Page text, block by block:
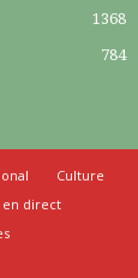
1368
784
Culture
en direct